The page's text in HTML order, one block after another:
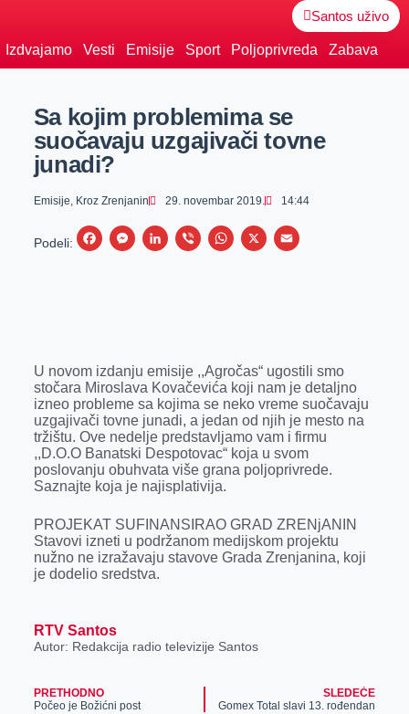
Santos uživo
Izdvajamo Vesti Emisije Sport Poljoprivreda Zabava
Sa kojim problemima se
suočavaju uzgajivači tovne
junadi?
Emisije, Kroz Zrenjanin 29. novembar 2019. 14:44
Podeli:
F
o
o
k
M
n
g
e
r
L
d
I
n
V
W
A
p
p
X
E
U novom izdanju emisije ,,Agročas“ ugostili smo
stočara Miroslava Kovačevića koji nam je detaljno
izneo probleme sa kojima se neko vreme suočavaju
uzgajivači tovne junadi, a jedan od njih je mesto na
tržištu. Ove nedelje predstavljamo vam i firmu
,,D.O.O Banatski Despotovac“ koja u svom
poslovanju obuhvata više grana poljoprivrede.
Saznajte koja je najisplativija.
PROJEKAT SUFINANSIRAO GRAD ZRENjANIN
Stavovi izneti u podržanom medijskom projektu
nužno ne izražavaju stavove Grada Zrenjanina, koji
je dodelio sredstva.
RTV Santos
Autor: Redakcija radio televizije Santos
PRETHODNO
Počeo je Božićni post
SLEDEĆE
Gomex Total slavi 13. rođendan